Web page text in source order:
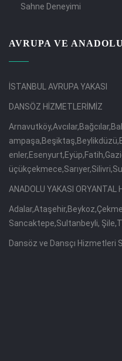
Sahne Deneyimi
AVRUPA VE
İSTANBUL AVRUPA YAKASI
DANSÖZ HİZMETLERİMİZ
ANADOLU YAKASI ORYANTAL
Sancaktepe,Sultanbeyli,
Dansöz ve Dansçı Hizmetleri